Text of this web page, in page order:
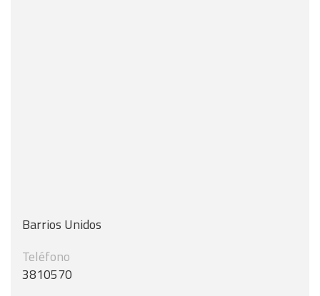
Barrios Unidos
Teléfono
3810570